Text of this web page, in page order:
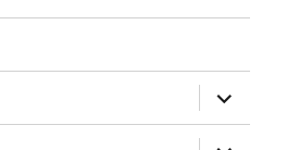
öffnen